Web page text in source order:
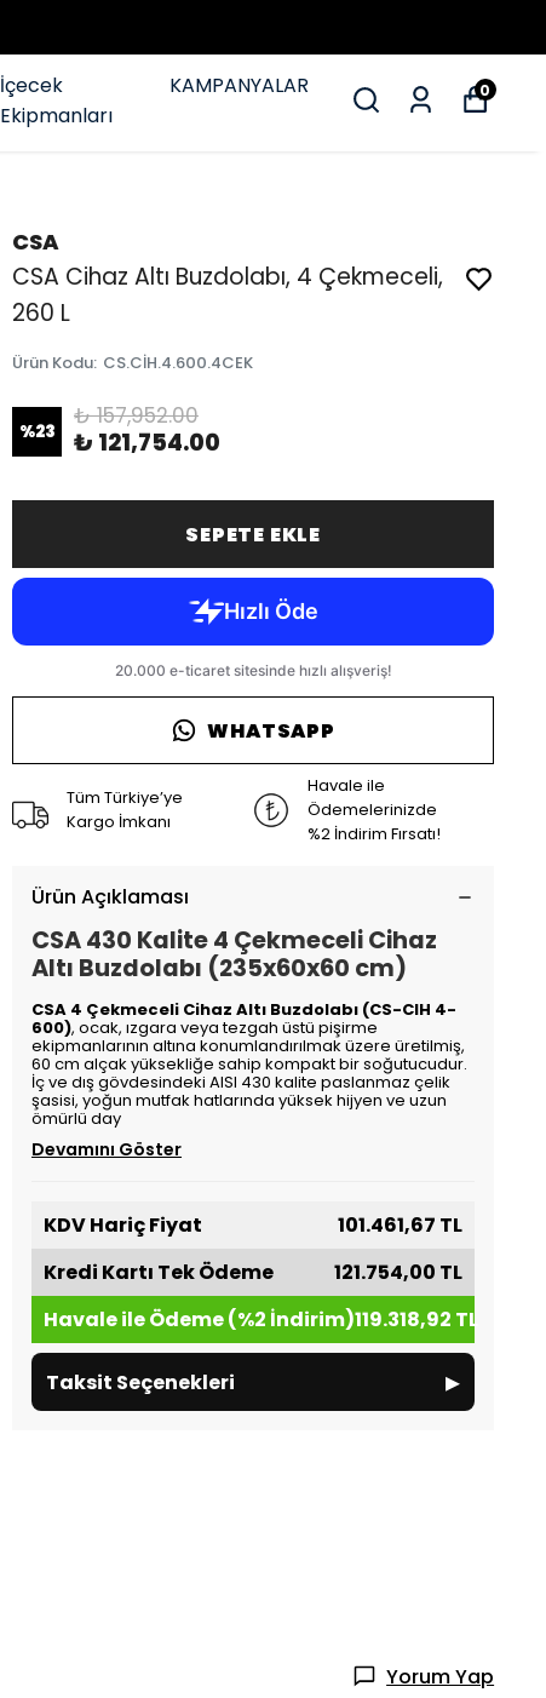
İçecek
Ekipmanları
KAMPANYALAR 0
CSA
CSA Cihaz Altı Buzdolabı, 4 Çekmeceli,
260 L
Ürün Kodu: CS.CİH.4.600.4CEK
%23
₺ 157,952.00
₺ 121,754.00
SEPETE EKLE
WHATSAPP
Tüm Türkiye’ye
Kargo İmkanı
Havale ile
Ödemelerinizde
%2 İndirim Fırsatı!
Ürün Açıklaması
CSA 430 Kalite 4 Çekmeceli Cihaz
Altı Buzdolabı (235x60x60 cm)
CSA 4 Çekmeceli Cihaz Altı Buzdolabı (CS-CIH 4-
600), ocak, ızgara veya tezgah üstü pişirme
ekipmanlarının altına konumlandırılmak üzere üretilmiş,
60 cm alçak yüksekliğe sahip kompakt bir soğutucudur.
İç ve dış gövdesindeki AISI 430 kalite paslanmaz çelik
şasisi, yoğun mutfak hatlarında yüksek hijyen ve uzun
ömürlü day
Devamını Göster
KDV Hariç Fiyat
101.461,67 TL
Kredi Kartı Tek Ödeme
121.754,00 TL
Havale ile Ödeme (%2 İndirim)119.318,92 TL
Taksit Seçenekleri ▸
Yorum Yap